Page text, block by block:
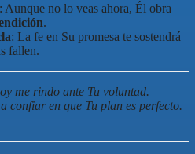
: Aunque no lo veas ahora, Él obra
.
: La fe en Su promesa te sostendrá
fallen.
me rindo ante Tu voluntad.
confiar en que Tu plan es perfecto.